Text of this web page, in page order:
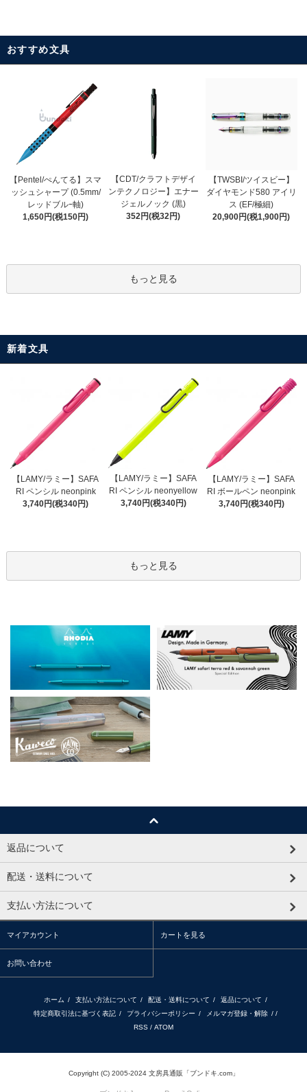
おすすめ文具
【Pentel/ぺんてる】スマ
ッシュシャープ (0.5mm/
レッドブルｰ軸)
1,650円(税150円)
【CDT/クラフトデザイ
ンテクノロジー】エナー
ジェルノック (黒)
352円(税32円)
【TWSBI/ツイスビー】
ダイヤモンド580 アイリ
ス (EF/極細)
20,900円(税1,900円)
もっと見る
新着文具
【LAMY/ラミー】SAFA
RI ペンシル neonpink
3,740円(税340円)
【LAMY/ラミー】SAFA
RI ペンシル neonyellow
3,740円(税340円)
【LAMY/ラミー】SAFA
RI ボールペン neonpink
3,740円(税340円)
もっと見る
返品について
配送・送料について
支払い方法について
マイアカウント カートを見る
お問い合わせ
ホーム / 支払い方法について / 配送・送料について / 返品について /
特定商取引法に基づく表記 / プライバシーポリシー / メルマガ登録・解除 / /
RSS / ATOM
Copyright (C) 2005-2024 文房具通販「ブンドキ.com」